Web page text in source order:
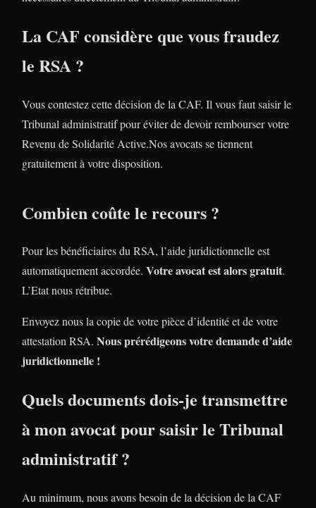
La CAF considère que vous fraudez
le RSA ?
Vous contestez cette décision de la CAF. Il vous faut saisir le
Tribunal administratif pour éviter de devoir rembourser votre
Revenu de Solidarité Active.Nos avocats se tiennent
gratuitement à votre disposition.
Combien coûte le recours ?
Pour les bénéficiaires du RSA, l’aide juridictionnelle est
automatiquement accordée. Votre avocat est alors gratuit.
L’Etat nous rétribue.
Envoyez nous la copie de votre pièce d’identité et de votre
attestation RSA. Nous prérédigeons votre demande d’aide
juridictionnelle !
Quels documents dois-je transmettre
à mon avocat pour saisir le Tribunal
administratif ?
Au minimum, nous avons besoin de la décision de la CAF